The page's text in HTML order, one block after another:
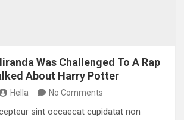
Was Challenged To A Rap
About Harry Potter
Hella No Comments
sint occaecat cupidatat non